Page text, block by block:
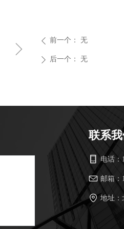
ꁇ ꄴ 前一个： 无
ꄲ 后一个： 无
电话：
邮箱：
地址：
联系